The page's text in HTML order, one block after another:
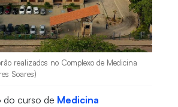
realizados no Complexo de Medicina
Soares)
do curso de Medicina